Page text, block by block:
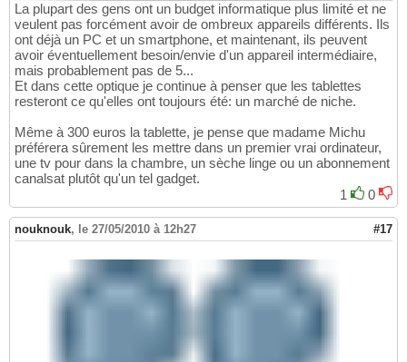
La plupart des gens ont un budget informatique plus limité et ne
veulent pas forcément avoir de ombreux appareils différents. Ils
ont déjà un PC et un smartphone, et maintenant, ils peuvent
avoir éventuellement besoin/envie d'un appareil intermédiaire,
mais probablement pas de 5...
Et dans cette optique je continue à penser que les tablettes
resteront ce qu'elles ont toujours été: un marché de niche.
Même à 300 euros la tablette, je pense que madame Michu
préférera sûrement les mettre dans un premier vrai ordinateur,
une tv pour dans la chambre, un sèche linge ou un abonnement
canalsat plutôt qu'un tel gadget.
1
0
nouknouk, le 27/05/2010 à 12h27 #17